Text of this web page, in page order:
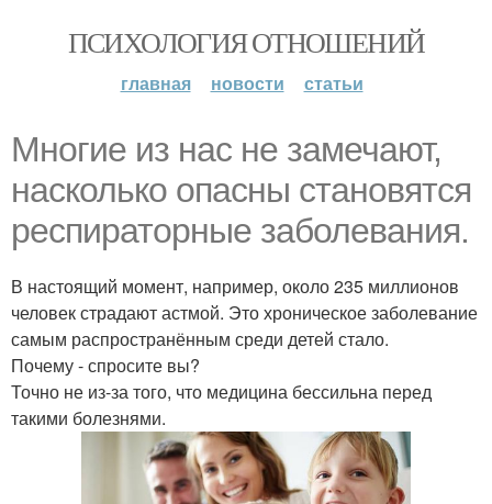
ПСИХОЛОГИЯ ОТНОШЕНИЙ
главная новости статьи
Многие из нас не замечают,
насколько опасны становятся
респираторные заболевания.
В настоящий момент, например, около 235 миллионов
человек страдают астмой. Это хроническое заболевание
самым распространённым среди детей стало.
Почему - спросите вы?
Точно не из-за того, что медицина бессильна перед
такими болезнями.